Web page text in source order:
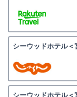
シーウッドホテル
シーウッドホテル